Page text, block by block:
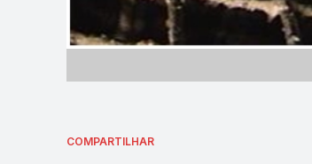
COMPARTILHAR